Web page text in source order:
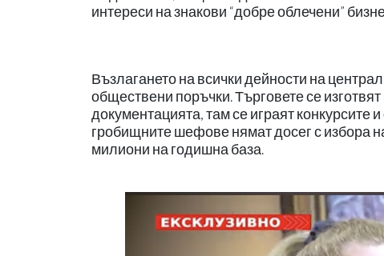
интереси на знакови “добре облечени”
Възлагането на всички дейности на
обществени поръчки. Търговете се
документацията, там се играят конкурсите
гробищните шефове нямат досег с избора
милиони на годишна база.